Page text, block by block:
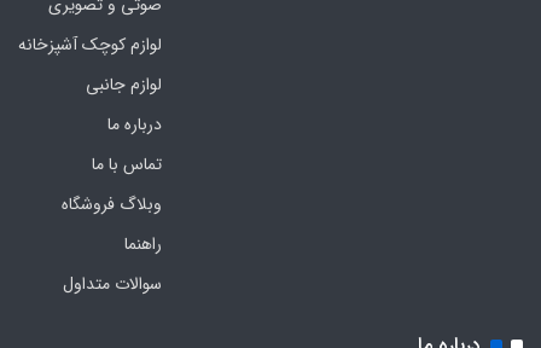
لوازم کوچک آشپزخانه
لوازم جانبی
درباره ما
تماس با ما
وبلاگ فروشگاه
راهنما
سوالات متداول